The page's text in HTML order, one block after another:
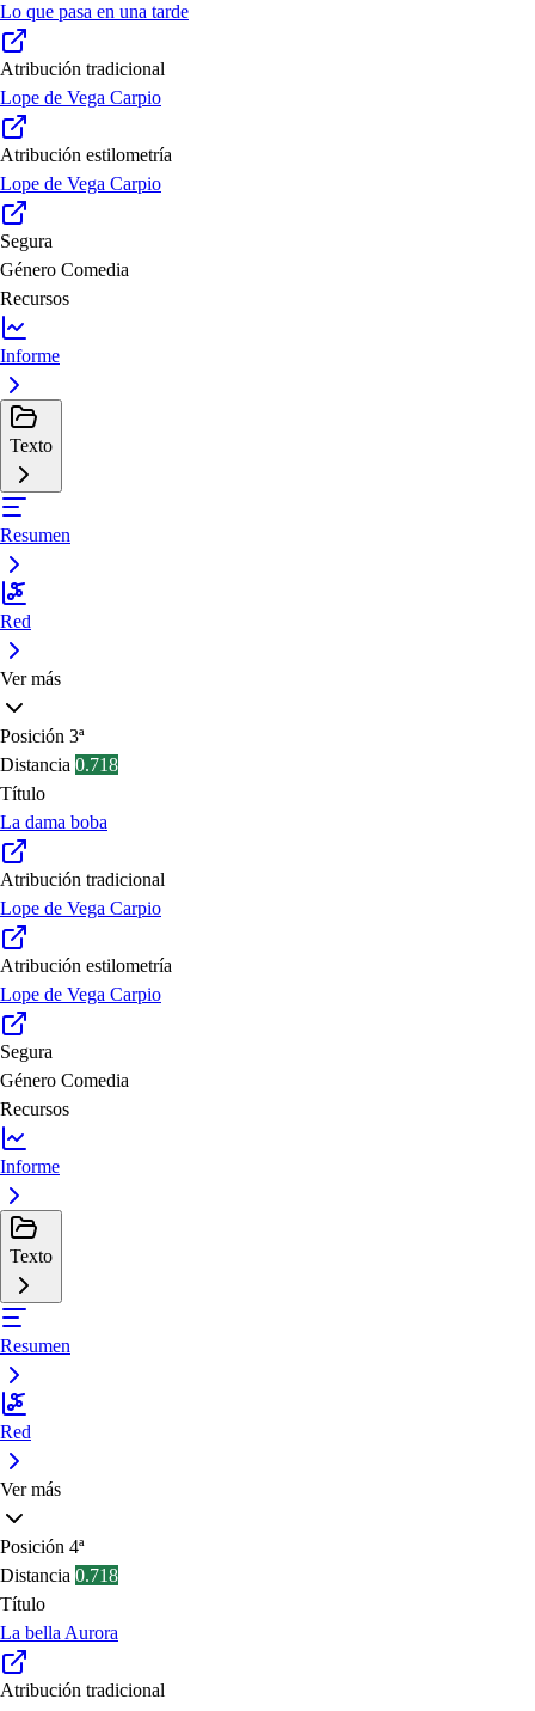
Lo que pasa en una tarde
Atribución tradicional
Lope de Vega Carpio
Atribución estilometría
Lope de Vega Carpio
Segura
Género Comedia
Recursos
Informe
Texto
Resumen
Red
Ver más
Posición 3ª
Distancia 0.718
Título
La dama boba
Atribución tradicional
Lope de Vega Carpio
Atribución estilometría
Lope de Vega Carpio
Segura
Género Comedia
Recursos
Informe
Texto
Resumen
Red
Ver más
Posición 4ª
Distancia 0.718
Título
La bella Aurora
Atribución tradicional